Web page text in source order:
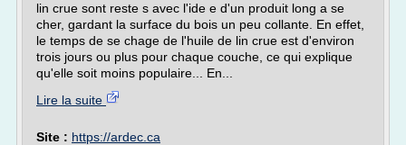
lin crue sont reste s avec l'ide e d'un produit long a se
cher, gardant la surface du bois un peu collante. En effet,
le temps de se chage de l'huile de lin crue est d'environ
trois jours ou plus pour chaque couche, ce qui explique
qu'elle soit moins populaire... En...
Lire la suite
Site : https://ardec.ca